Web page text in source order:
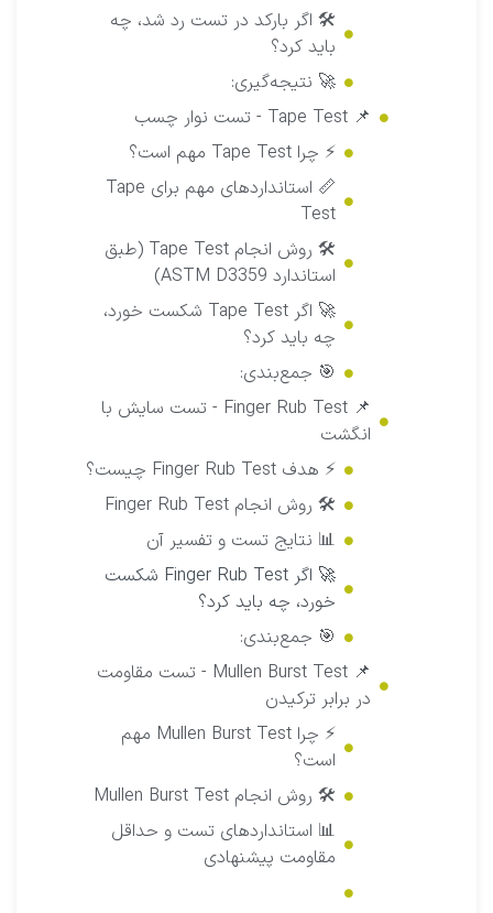
🛠 اگر بارکد در تست رد شد، چه
باید کرد؟
🚀 نتیجه‌گیری:
📌 Tape Test - تست نوار چسب
⚡ چرا Tape Test مهم است؟
📏 استانداردهای مهم برای Tape
Test
🛠 روش انجام Tape Test (طبق
استاندارد ASTM D3359)
🚀 اگر Tape Test شکست خورد،
چه باید کرد؟
🎯 جمع‌بندی:
📌 Finger Rub Test - تست سایش با
انگشت
⚡ هدف Finger Rub Test چیست؟
🛠 روش انجام Finger Rub Test
📊 نتایج تست و تفسیر آن
🚀 اگر Finger Rub Test شکست
خورد، چه باید کرد؟
🎯 جمع‌بندی:
📌 Mullen Burst Test - تست مقاومت
در برابر ترکیدن
⚡ چرا Mullen Burst Test مهم
است؟
🛠 روش انجام Mullen Burst Test
📊 استانداردهای تست و حداقل
مقاومت پیشنهادی